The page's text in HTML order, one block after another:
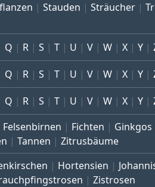
Stauden Sträucher
Q R S T U V W X Y
Q R S T U V W X Y
Q R S T U V W X Y
Felsenbirnen Fichten Ginkgos
Tannen Zitrusbäume
Hortensien
Zistrosen